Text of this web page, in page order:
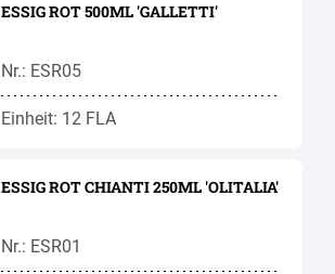
ESSIG ROT 500ML 'GALLETTI'
Nr.: ESR05
Einheit: 12 FLA
ESSIG ROT CHIANTI 250ML 'OLITALIA'
Nr.: ESR01